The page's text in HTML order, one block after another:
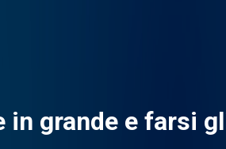
in grande e farsi